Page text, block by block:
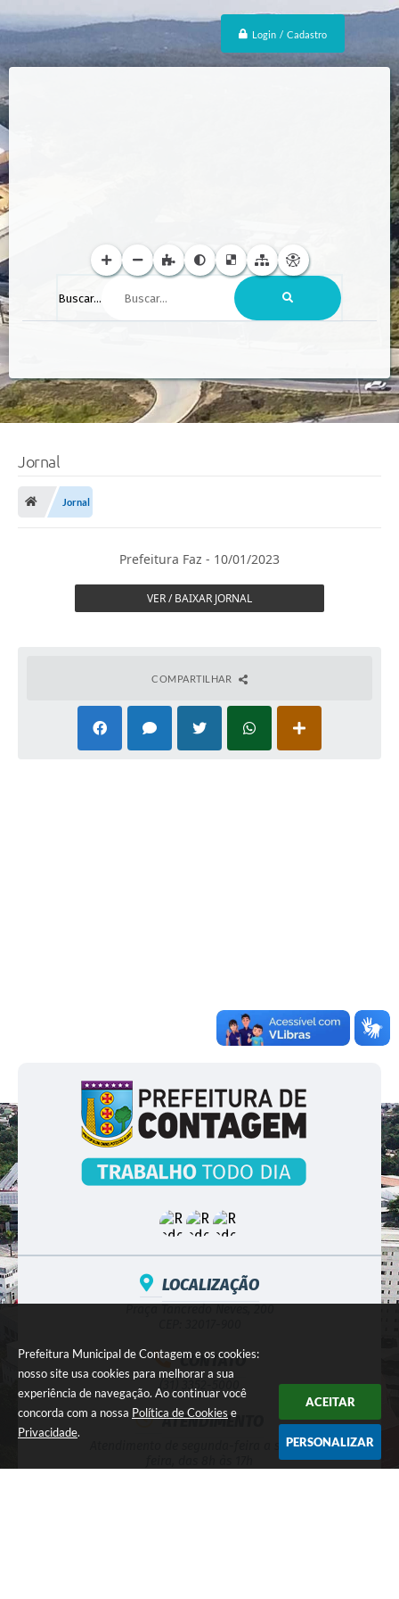
Prefeitura Municipal de Contagem e os cookies:
nosso site usa cookies para melhorar a sua
experiência de navegação. Ao continuar você
concorda com a nossa Política de Cookies e
Privacidade.
ACEITAR
PERSONALIZAR
Login / Cadastro
Buscar...
Jornal
Jornal
Prefeitura Faz - 10/01/2023
VER / BAIXAR JORNAL
COMPARTILHAR
LOCALIZAÇÃO
CONTATO
(31) 3352-5000
ATENDIMENTO
Atendimento de segunda-feira a sexta-